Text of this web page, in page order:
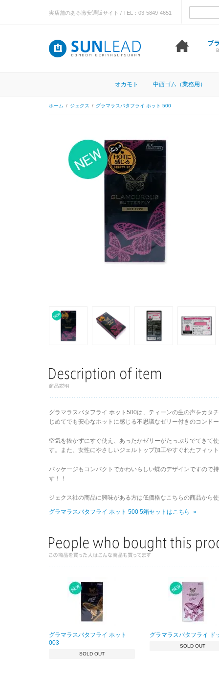
実店舗のある激安通販サイト / TEL：03-5849-4651
オカモト 中西ゴム（業務用）
ホーム / ジェクス / グラマラスバタフライ ホット 500
グラマラスバタフライ ホット500は、ティーンの生の声をカ
じめてでも安心なホットに感じる不思議なゼリー付きのコンド
空気を抜かずにすぐ使え、あったかゼリーがたっぷりでてきて
す。また、女性にやさしいジェルトップ加工やすぐれたフィッ
パッケージもコンパクトでかわいらしい蝶のデザインですので
す！！
ジェクス社の商品に興味がある方は低価格なこちらの商品から
グラマラスバタフライ ホット 500 5箱セットはこちら »
グラマラスバタフライ ホット
003
SOLD OUT
グラマラスバタフライ ド
SOLD OUT